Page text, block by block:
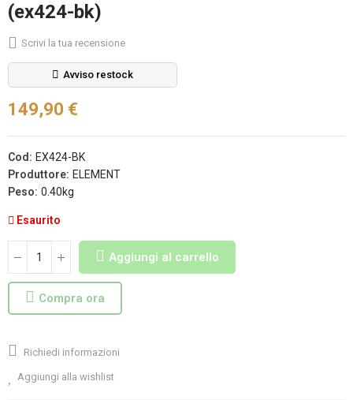
(ex424-bk)
Scrivi la tua recensione
Avviso restock
149,90 €
Cod: EX424-BK
Produttore: ELEMENT
Peso: 0.40kg
Esaurito
Aggiungi al carrello
Compra ora
Richiedi informazioni
Aggiungi alla wishlist